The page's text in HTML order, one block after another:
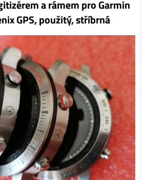
a rámem pro Garmin
GPS, použitý, stříbrná